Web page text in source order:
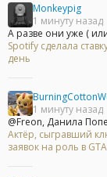
Monkeypig
1 минуту назад
А разве они уже (
Spotify сделала
день
1 минуту назад
@Freon, Данила
Актёр, сыгравший
заявок на роль в